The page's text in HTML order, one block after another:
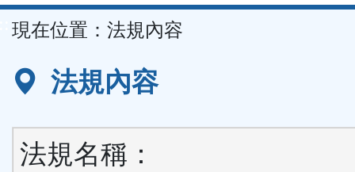
容
區
現在位置： 法規內容
法規內容
法規名稱：